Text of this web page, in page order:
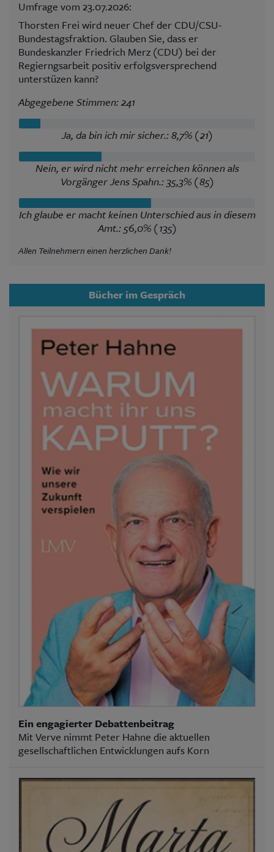
Umfrage vom 23.07.2026:
Thorsten Frei wird neuer Chef der CDU/CSU-
Bundestagsfraktion. Glauben Sie, dass er
Bundeskanzler Friedrich Merz (CDU) bei der
Regierngsarbeit positiv erfolgsversprechend
unterstüzen kann?
Abgegebene Stimmen: 241
Ja, da bin ich mir sicher.: 8,7% (21)
Nein, er wird nicht mehr erreichen können als
Vorgänger Jens Spahn.: 35,3% (85)
Ich glaube er macht keinen Unterschied aus in diesem
Amt.: 56,0% (135)
Allen Teilnehmern einen herzlichen Dank!
Bücher im Gespräch
Ein engagierter Debattenbeitrag
Mit Verve nimmt Peter Hahne die aktuellen
gesellschaftlichen Entwicklungen aufs Korn